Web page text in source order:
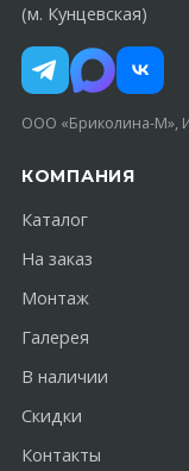
(м. Кунцевская)
ООО «Бриколина-М»,
КОМПАНИЯ
Каталог
На заказ
Монтаж
Галерея
В наличии
Скидки
Контакты